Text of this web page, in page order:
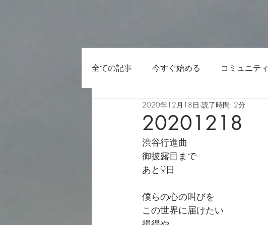
全ての記事 今すぐ始める コミュニティ
20201218
2020年12月18日 読了時間: 2分
渋谷行進曲
御披露目まで
あと9日
僕らの心の叫びを
この世界に届けたい